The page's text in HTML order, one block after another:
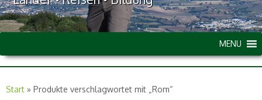
MENU
Start » Produkte verschlagwortet mit „Rom“